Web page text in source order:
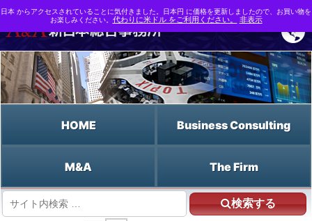
HOME Business Consulting
M&A The Firm
検索する
日本 からアクセスされていることに気付きました。日本円 に価格を更新しましたので、お買い物を
お楽しみください。 代わりに米ドル をご利用ください。 非表示